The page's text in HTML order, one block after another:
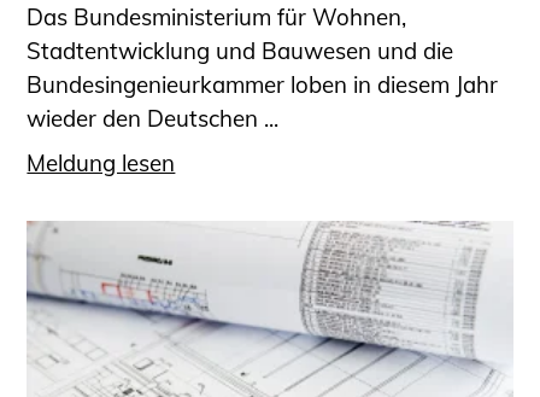
Das Bundesministerium für Wohnen,
Stadtentwicklung und Bauwesen und die
Bundesingenieurkammer loben in diesem Jahr
wieder den Deutschen ...
Meldung lesen